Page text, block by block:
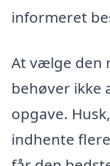
informeret
At vælge den
behøver ikke
opgave.
indhente